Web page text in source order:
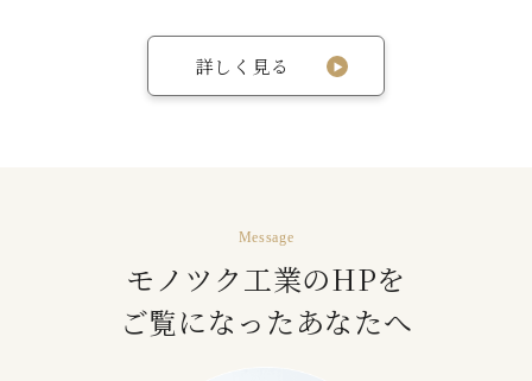
詳しく見る
Message
モノツク工業のHPを
ご覧になったあなたへ